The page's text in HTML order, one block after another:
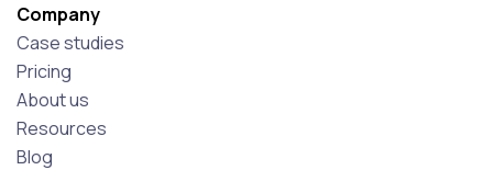
Company
Case studies
Pricing
About us
Resources
Blog